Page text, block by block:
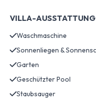
VILLA-AUSSTATTUNG
Waschmaschine
Garten
Geschützter Pool
Staubsauger